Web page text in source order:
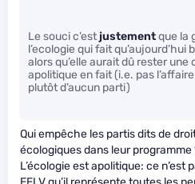
Le souci c’estjustementque la
l’ecologie qui fait qu’aujourd’hui
alors qu’elle aurait dû rester une
apolitique en fait (i.e. pas
plutôt d’aucun parti)
Qui empêche les partis dits de
écologiques dans leur programme
L’écologie est apolitique: ce n’est